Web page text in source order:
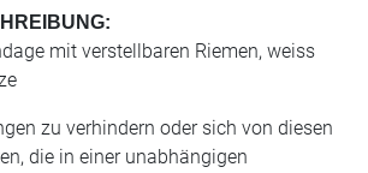
mit verstellbaren Riemen, weiss
zu verhindern oder sich von diesen
die in einer unabhängigen